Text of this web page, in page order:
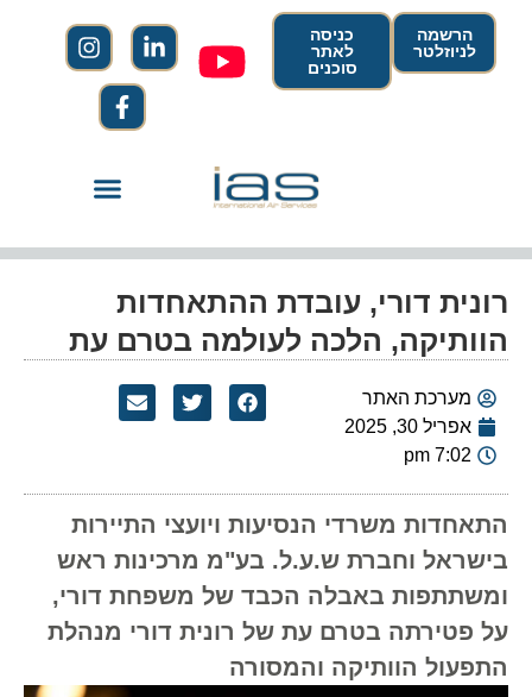
הרשמה
לניוזלטר
כניסה
לאתר
סוכנים
רונית דורי, עובדת ההתאחדות
הוותיקה, הלכה לעולמה בטרם עת
מערכת האתר
אפריל 30, 2025
7:02 pm
התאחדות משרדי הנסיעות ויועצי התיירות
בישראל וחברת ש.ע.ל. בע"מ מרכינות ראש
ומשתתפות באבלה הכבד של משפחת דורי,
על פטירתה בטרם עת של רונית דורי מנהלת
התפעול הוותיקה והמסורה